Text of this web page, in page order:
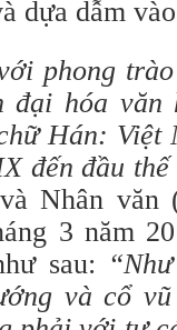
dựa dẫm
phong
đại hóa văn
Hán: Việt
đến đầu
Nhân
3 năm
sau:
và cổ